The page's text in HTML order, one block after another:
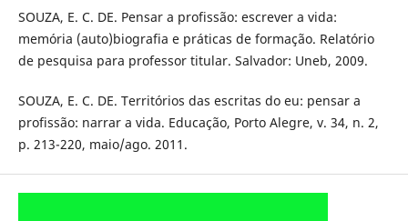
SOUZA, E. C. DE. Pensar a profissão: escrever a vida:
memória (auto)biografia e práticas de formação. Relatório
de pesquisa para professor titular. Salvador: Uneb, 2009.
SOUZA, E. C. DE. Territórios das escritas do eu: pensar a
profissão: narrar a vida. Educação, Porto Alegre, v. 34, n. 2,
p. 213-220, maio/ago. 2011.